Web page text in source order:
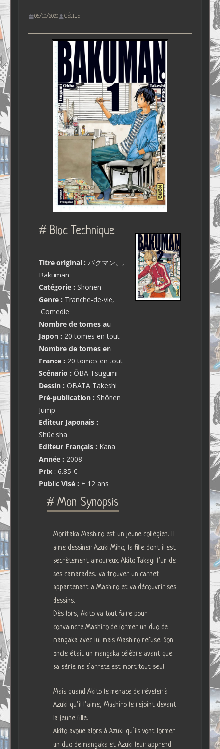
05/10/2020 CÉCILE
# Bloc Technique
Titre original :バクマン。,
Bakuman
Catégorie : Shonen
Genre : Tranche-de-vie,
Comedie
Nombre de tomes au
Japon : 20 tomes en tout
Nombre de tomes en
France : 20 tomes en tout
Scénario :ÔBA Tsugumi
Dessin :OBATA Takeshi
Pré-publication : Shônen
Jump
Editeur Japonais :
Shûeisha
Editeur Français : Kana
Année : 2008
Prix :6.85 €
Public Visé : + 12 ans
# Mon Synopsis
Moritaka Mashiro est un jeune collégien. Il
aime dessiner Azuki Miho, la fille dont il est
secrètement amoureux. Akito Takagi l’un de
ses camarades, va trouver un carnet
appartenant a Mashiro et va découvrir ses
dessins.
Dès lors, Akito va tout faire pour
convaincre Mashiro de former un duo de
mangaka avec lui mais Mashiro refuse. Son
oncle était un mangaka célèbre avant que
sa série ne s’arrete est mort tout seul.
Mais quand Akito le menace de réveler à
Azuki qu’il l’aime, Mashiro le rejoint devant
la jeune fille.
Akito avoue alors à Azuki qu’ils vont former
un duo de mangaka et Azuki leur apprend